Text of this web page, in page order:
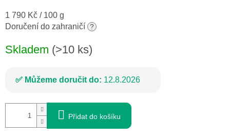
Měrná
cena:
1 790 Kč / 100 g
Doručení do zahraničí ?
Skladem (>10 ks)
Můžeme doručit do: 12.8.2026
Přidat do košíku